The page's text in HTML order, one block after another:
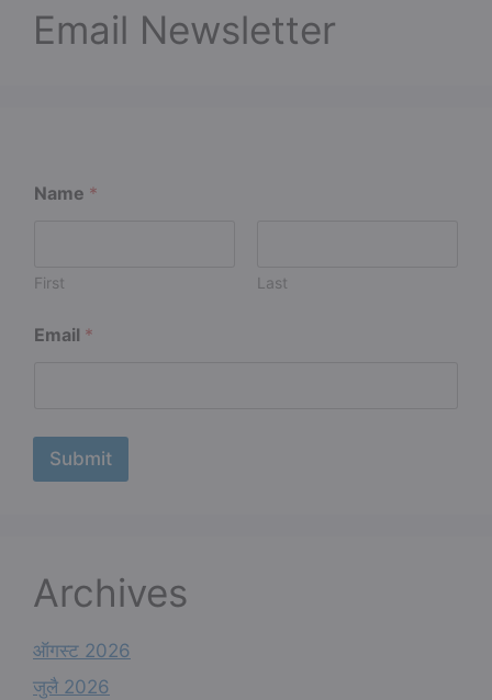
Email Newsletter
a
a
*
Name *
First Last
Email *
Submit
Archives
ऑगस्ट 2026
जुलै 2026